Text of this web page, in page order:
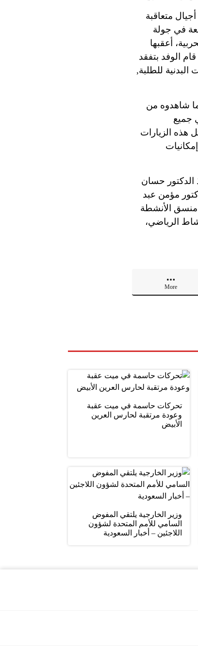
متعاقبة
في جولة
أعقبها
الوفد بتفقد
للطلبة,
شاهدوه من
جميع
هذه الزيارات
الدكتور حسان
مؤمن عبد
منسق الأنشطة
الرياضي،
More
تحركات حاسمة في ميت عقبة
وعودة مرتقبة لحارس العرين
الأبيض
وزير الخارجية يلتقي المفوض
السامي للأمم المتحدة لشؤون
اللاجئين – أخبار السعودية